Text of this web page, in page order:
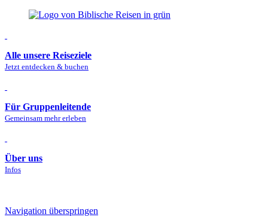
Alle unsere Reiseziele
Jetzt entdecken & buchen
Für Gruppenleitende
Gemeinsam mehr erleben
Über uns
Infos
Navigation überspringen